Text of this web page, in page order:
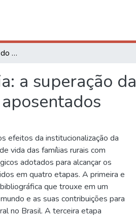
Um modo de viver livre do temor e da miséria: a superação da precarização da vida nas famílias rurais com aposentados
a superação da
efeitos da institucionalização da
vida das famílias rurais com
adotados para alcançar os
em quatro etapas. A primeira e
que trouxe em um
e as suas contribuições para
no Brasil. A terceira etapa